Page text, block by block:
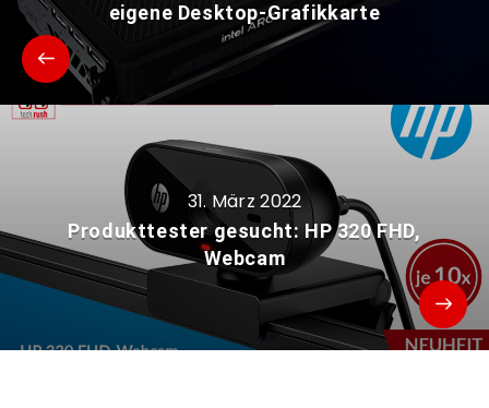
eigene Desktop-Grafikkarte
31. März 2022
Produkttester gesucht: HP 320 FHD,
Webcam